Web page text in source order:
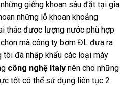
giếng khoan sâu đặt tại gia
những lỗ khoan khoảng
thác được lượng nước phù hợp
mà công ty bơm ĐL đưa ra
tôi đã nhập khẩu các loại máy
công nghệ Italy nên cho những
tốt có thể sử dụng liên tục 2